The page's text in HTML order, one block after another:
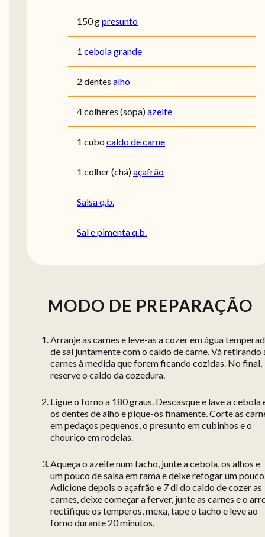
150 gpresunto
1 cebola grande
2 dentes alho
4 colheres (sopa)azeite
1 cubo caldo de carne
1 colher (chá)açafrão
Salsa q.b.
Sal e pimenta q.b.
MODO DE PREPARAÇÃO
Arranje as carnes e leve-as a cozer em água
de sal juntamente com o caldo de carne. Vá retirando
carnes à medida que forem ficando cozidas. No final,
reserve o caldo da cozedura.
Ligue o forno a 180 graus. Descasque e lave a cebola
os dentes de alho e pique-os finamente. Corte as
em pedaços pequenos, o presunto em cubinhos e o
chouriço em rodelas.
Aqueça o azeite num tacho, junte a cebola, os alhos e
um pouco de salsa em rama e deixe refogar um
Adicione depois o açafrão e 7 dl do caldo de cozer as
carnes, deixe começar a ferver, junte as carnes e o
rectifique os temperos, mexa, tape o tacho e leve ao
forno durante 20 minutos.